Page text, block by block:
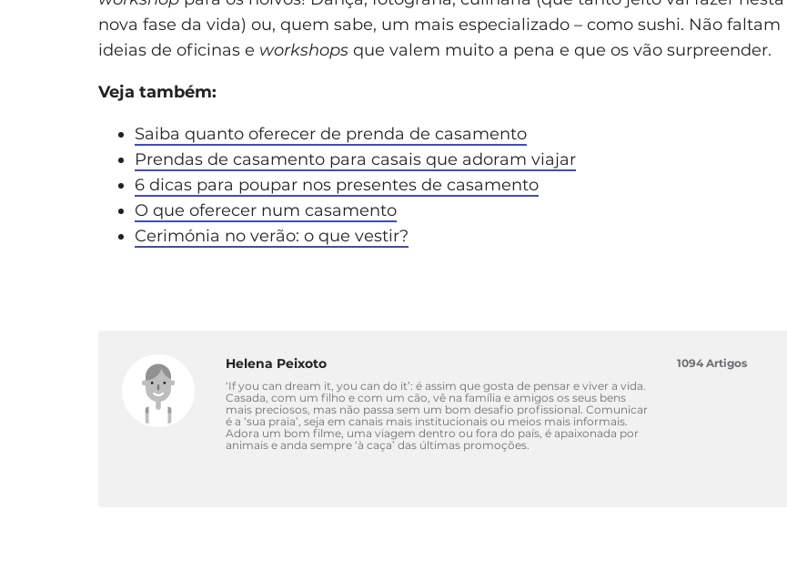
nova fase da vida) ou, quem sabe, um mais especializado – como sushi. Não faltam
ideias de oficinas e workshops que valem muito a pena e que os vão surpreender.
Veja também:
Saiba quanto oferecer de prenda de casamento
Prendas de casamento para casais que adoram viajar
6 dicas para poupar nos presentes de casamento
O que oferecer num casamento
Cerimónia no verão: o que vestir?
Helena Peixoto
‘If you can dream it, you can do it’: é assim que gosta de pensar e viver a vida.
Casada, com um filho e com um cão, vê na família e amigos os seus bens
mais preciosos, mas não passa sem um bom desafio profissional. Comunicar
é a ‘sua praia’, seja em canais mais institucionais ou meios mais informais.
Adora um bom filme, uma viagem dentro ou fora do país, é apaixonada por
animais e anda sempre ‘à caça’ das últimas promoções.
1094 Artigos